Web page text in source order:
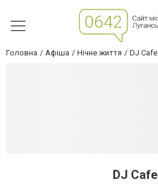
Головна Афіша Нічне життя DJ Cafe
DJ Cafe